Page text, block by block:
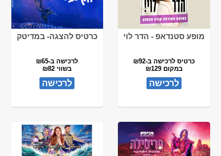
מופע סטנדאפ - הדר לוי
כרטיס לרכישה ב-₪92
במקום ₪129
לרכישה
כרטיס להצגה- במדיטק
לרכישה ב-₪65
בשווי ₪82
לרכישה